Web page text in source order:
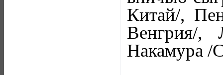
Китай/,
Венгрия/
Накамура